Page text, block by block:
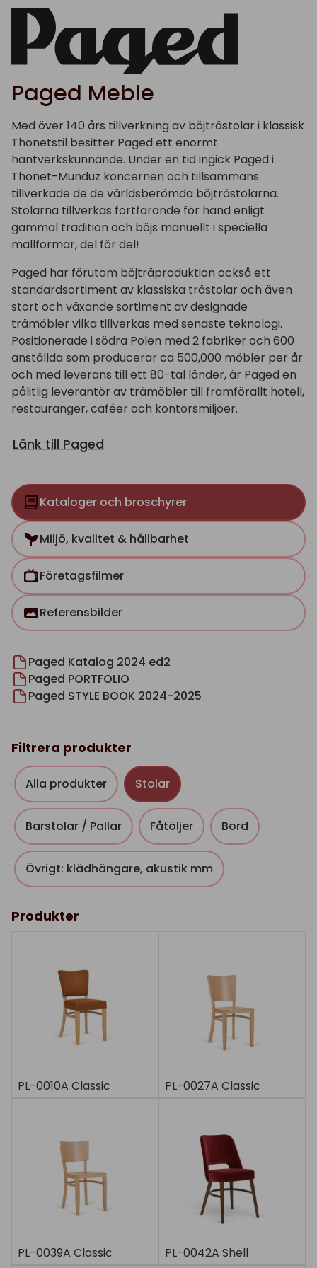
Paged Meble
Med över 140 års tillverkning av böjträstolar i klassisk
Thonetstil besitter Paged ett enormt
hantverkskunnande. Under en tid ingick Paged i
Thonet-Munduz koncernen och tillsammans
tillverkade de de världsberömda böjträstolarna.
Stolarna tillverkas fortfarande för hand enligt
gammal tradition och böjs manuellt i speciella
mallformar, del för del!
Paged har förutom böjträproduktion också ett
standardsortiment av klassiska trästolar och även
stort och växande sortiment av designade
trämöbler vilka tillverkas med senaste teknologi.
Positionerade i södra Polen med 2 fabriker och 600
anställda som producerar ca 500,000 möbler per år
och med leverans till ett 80-tal länder, är Paged en
pålitlig leverantör av trämöbler till framförallt hotell,
restauranger, caféer och kontorsmiljöer.
Länk till Paged
Kataloger och broschyrer
Miljö, kvalitet & hållbarhet
Företagsfilmer
Referensbilder
Paged Katalog 2024 ed2
Paged PORTFOLIO
Paged STYLE BOOK 2024-2025
Filtrera produkter
Alla produkter Stolar
Barstolar / Pallar Fåtöljer Bord
Övrigt: klädhängare, akustik mm
Produkter
PL-0010A Classic PL-0027A Classic
PL-0039A Classic PL-0042A Shell